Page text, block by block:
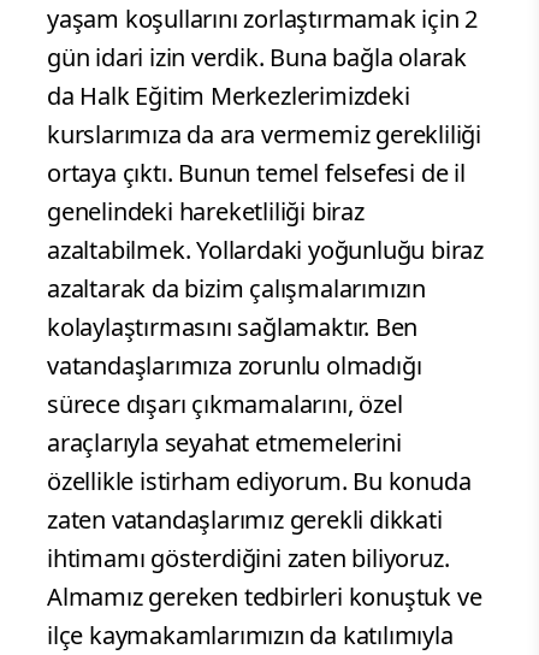
yaşam koşullarını zorlaştırmamak için 2
gün idari izin verdik. Buna bağla olarak
da Halk Eğitim Merkezlerimizdeki
kurslarımıza da ara vermemiz gerekliliği
ortaya çıktı. Bunun temel felsefesi de il
genelindeki hareketliliği biraz
azaltabilmek. Yollardaki yoğunluğu biraz
azaltarak da bizim çalışmalarımızın
kolaylaştırmasını sağlamaktır. Ben
vatandaşlarımıza zorunlu olmadığı
sürece dışarı çıkmamalarını, özel
araçlarıyla seyahat etmemelerini
özellikle istirham ediyorum. Bu konuda
zaten vatandaşlarımız gerekli dikkati
ihtimamı gösterdiğini zaten biliyoruz.
Almamız gereken tedbirleri konuştuk ve
ilçe kaymakamlarımızın da katılımıyla